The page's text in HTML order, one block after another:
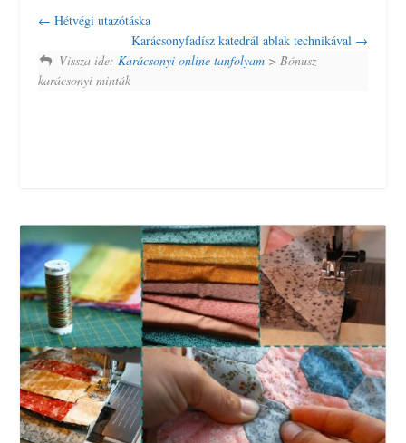
Hétvégi utazótáska
Karácsonyfadísz katedrál ablak technikával
Vissza ide: Karácsonyi online tanfolyam > Bónusz
karácsonyi minták